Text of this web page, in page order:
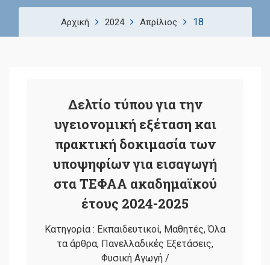
Αρχική 2024 Απρίλιος 18
Δελτίο τύπου για την
υγειονομική εξέταση και
πρακτική δοκιμασία των
υποψηφίων για εισαγωγή
στα ΤΕΦΑΑ ακαδημαϊκού
έτους 2024-2025
Κατηγορία : Εκπαιδευτικοί, Μαθητές,Όλα
τα άρθρα, Πανελλαδικές Εξετάσεις,
Φυσική Αγωγή/